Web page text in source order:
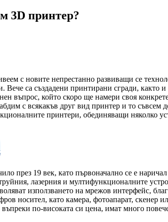
3D принтер?
с новите непрестанно развиващи се
Вече са създадени принтирани сгради,
въпрос, който скоро ще намери своя
с всякакъв друг вид принтер и то съвсем
принтери, обединяващи няколко
през 19 век, като първоначално се е
лазерния и мултифункционалните
използването на мрежов интерфейс,
носител, като камера, фотоапарат, скенер
по-високата си цена, имат много